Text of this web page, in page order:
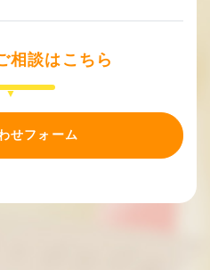
相談はこちら
せフォーム